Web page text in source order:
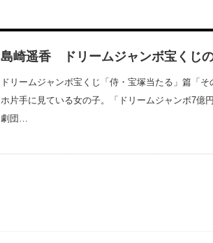
島崎遥香 ドリームジャンボ宝くじ
ドリームジャンボ宝くじ「侍・宝塚当たる」篇「
ホ片手に見ている女の子。「ドリームジャンボ7億
劇団…